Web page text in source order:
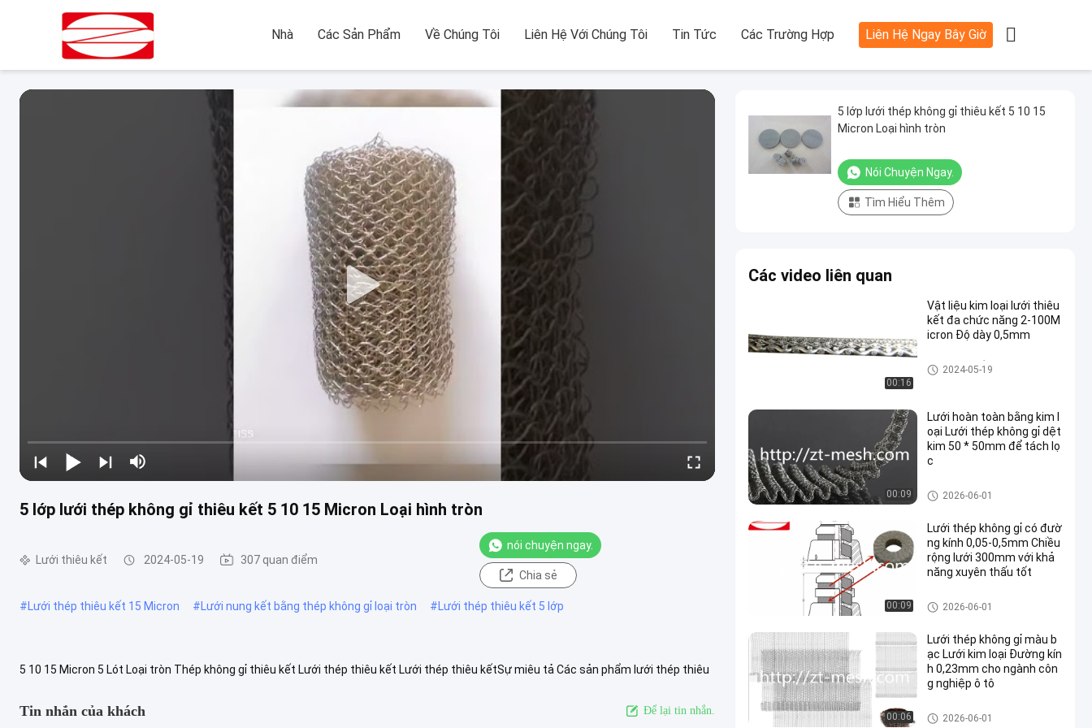
Nhà Các Sản Phẩm Về Chúng Tôi Liên Hệ Với Chúng Tôi Tin Tức Các Trường Hợp Liên Hệ Ngay Bây Giờ 
5 lớp lưới thép không gỉ thiêu kết 5 10 15 Micron Loại hình tròn
Lưới thiêu kết 2024-05-19 307 quan điểm
nói chuyện ngay.
Chia sẻ
#Lưới thép thiêu kết 15 Micron #Lưới nung kết bằng thép không gỉ loại tròn #Lưới thép thiêu kết 5 lớp
5 10 15 Micron 5 Lót Loại tròn Thép không gỉ thiêu kết Lưới thép thiêu kết Lưới thép thiêu kếtSự miêu tả Các sản phẩm lưới thép thiêu
Tin nhắn của khách Để lại tin nhắn.
5 lớp lưới thép không gỉ thiêu kết 5 10 15
Micron Loại hình tròn
Nói Chuyện Ngay.
Tìm Hiểu Thêm
Các video liên quan
00:16
Vật liệu kim loại lưới thiêu
kết đa chức năng 2-100M
icron Độ dày 0,5mm
Lưới thiêu kết
2024-05-19
00:09
Lưới hoàn toàn bằng kim l
oại Lưới thép không gỉ dệt
kim 50 * 50mm để tách lọ
c
Lưới dệt kim
2026-06-01
00:09
Lưới thép không gỉ có đườ
ng kính 0,05-0,5mm Chiều
rộng lưới 300mm với khả
năng xuyên thấu tốt
Lưới dệt kim
2026-06-01
00:06
Lưới thép không gỉ màu b
ạc Lưới kim loại Đường kín
h 0,23mm cho ngành côn
g nghiệp ô tô
Lưới dệt kim
2026-06-01